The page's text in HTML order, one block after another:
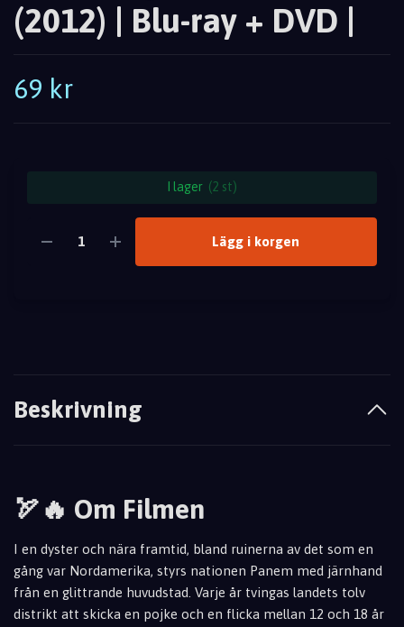
(2012) | Blu-ray + DVD |
69 kr
I lager (2 st)
Lägg i korgen
Beskrivning
🏹🔥 Om Filmen
I en dyster och nära framtid, bland ruinerna av det som en
gång var Nordamerika, styrs nationen Panem med järnhand
från en glittrande huvudstad. Varje år tvingas landets tolv
distrikt att skicka en pojke och en flicka mellan 12 och 18 år